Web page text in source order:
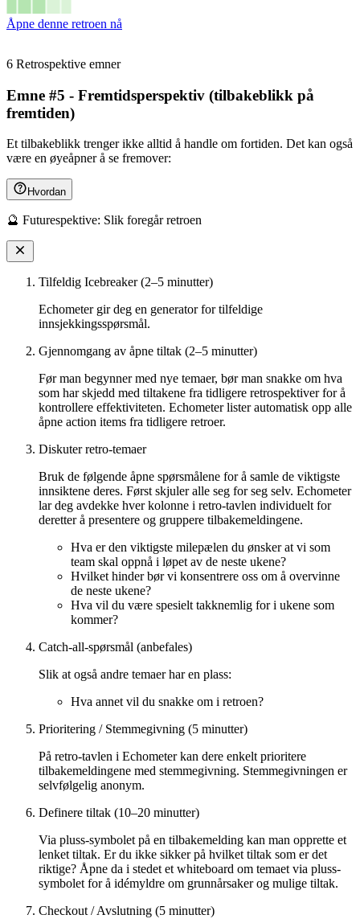
Åpne denne retroen nå
6 Retrospektive emner
Emne #5 - Fremtidsperspektiv (tilbakeblikk på
fremtiden)
Et tilbakeblikk trenger ikke alltid å handle om fortiden. Det kan også
være en øyeåpner å se fremover:
Hvordan
🔮 Futurespektive: Slik foregår retroen
Tilfeldig Icebreaker (2–5 minutter)
Echometer gir deg en generator for tilfeldige
innsjekkingsspørsmål.
Gjennomgang av åpne tiltak (2–5 minutter)
Før man begynner med nye temaer, bør man snakke om hva
som har skjedd med tiltakene fra tidligere retrospektiver for å
kontrollere effektiviteten. Echometer lister automatisk opp alle
åpne action items fra tidligere retroer.
Diskuter retro-temaer
Bruk de følgende åpne spørsmålene for å samle de viktigste
innsiktene deres. Først skjuler alle seg for seg selv. Echometer
lar deg avdekke hver kolonne i retro-tavlen individuelt for
deretter å presentere og gruppere tilbakemeldingene.
Hva er den viktigste milepælen du ønsker at vi som
team skal oppnå i løpet av de neste ukene?
Hvilket hinder bør vi konsentrere oss om å overvinne
de neste ukene?
Hva vil du være spesielt takknemlig for i ukene som
kommer?
Catch-all-spørsmål (anbefales)
Slik at også andre temaer har en plass:
Hva annet vil du snakke om i retroen?
Prioritering / Stemmegivning (5 minutter)
På retro-tavlen i Echometer kan dere enkelt prioritere
tilbakemeldingene med stemmegivning. Stemmegivningen er
selvfølgelig anonym.
Definere tiltak (10–20 minutter)
Via pluss-symbolet på en tilbakemelding kan man opprette et
lenket tiltak. Er du ikke sikker på hvilket tiltak som er det
riktige? Åpne da i stedet et whiteboard om temaet via pluss-
symbolet for å idémyldre om grunnårsaker og mulige tiltak.
Checkout / Avslutning (5 minutter)